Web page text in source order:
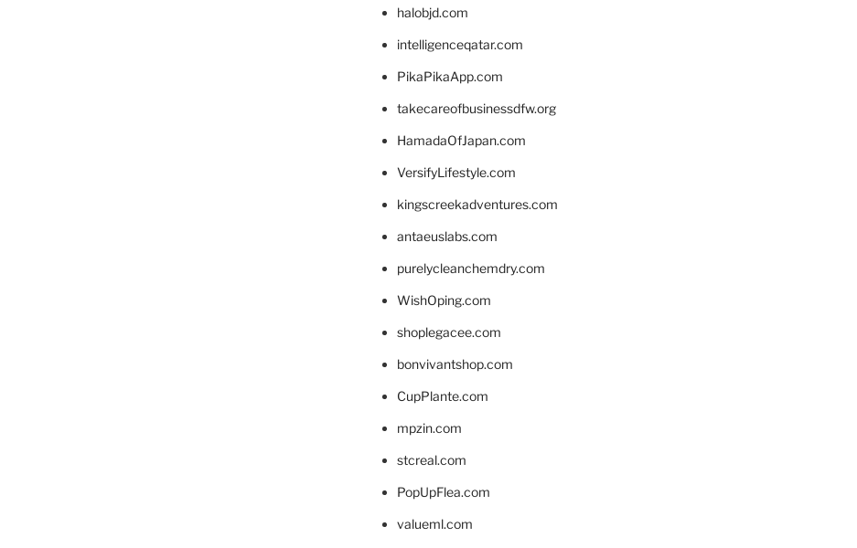
halobjd.com
intelligenceqatar.com
PikaPikaApp.com
takecareofbusinessdfw.org
HamadaOfJapan.com
VersifyLifestyle.com
kingscreekadventures.com
antaeuslabs.com
purelycleanchemdry.com
WishOping.com
shoplegacee.com
bonvivantshop.com
CupPlante.com
mpzin.com
stcreal.com
PopUpFlea.com
valueml.com